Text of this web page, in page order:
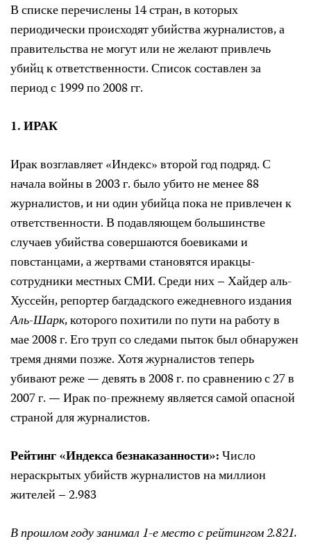
В списке перечислены 14 стран, в которых
периодически происходят убийства журналистов, а
правительства не могут или не желают привлечь
убийц к ответственности. Список составлен за
период с 1999 по 2008 гг.
1. ИРАК
Ирак возглавляет «Индекс» второй год подряд. С
начала войны в 2003 г. было убито не менее 88
журналистов, и ни один убийца пока не привлечен к
ответственности. В подавляющем большинстве
случаев убийства совершаются боевиками и
повстанцами, а жертвами становятся иракцы-
сотрудники местных СМИ. Среди них – Хайдер аль-
Хуссейн, репортер багдадского ежедневного издания
Аль-Шарк, которого похитили по пути на работу в
мае 2008 г. Его труп со следами пыток был обнаружен
тремя днями позже. Хотя журналистов теперь
убивают реже — девять в 2008 г. по сравнению с 27 в
2007 г. — Ирак по-прежнему является самой опасной
страной для журналистов.
Рейтинг «Индекса безнаказанности»:Число
нераскрытых убийств журналистов на миллион
жителей – 2.983
В прошлом году занимал 1-е место с рейтингом 2.821.